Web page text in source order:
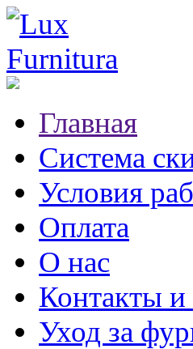
Главная
Система
Условия
Оплата
О нас
Контакты
Уход за